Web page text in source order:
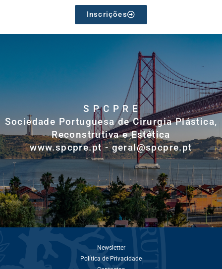
Inscrições
S P C P R E
Sociedade Portuguesa de Cirurgia Plástica,
Reconstrutiva e Estética
www.spcpre.pt - geral@spcpre.pt
Newsletter
Política de Privacidade